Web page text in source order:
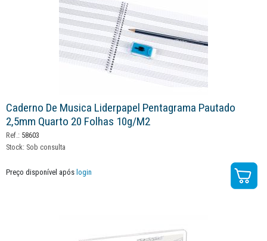
Caderno De Musica Liderpapel Pentagrama Pautado
2,5mm Quarto 20 Folhas 10g/m2
Ref.: 58603
Stock: Sob consulta
Preço disponível após login